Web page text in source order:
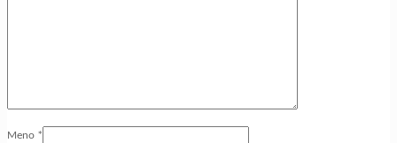
Meno *